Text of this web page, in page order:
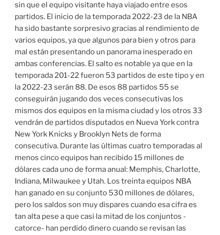
sin que el equipo visitante haya viajado entre esos
partidos. El inicio de la temporada 2022-23 de la NBA
ha sido bastante sorpresivo gracias al rendimiento de
varios equipos, ya que algunos para bien y otros para
mal están presentando un panorama inesperado en
ambas conferencias. El salto es notable ya que en la
temporada 201-22 fueron 53 partidos de este tipo y en
la 2022-23 serán 88. De esos 88 partidos 55 se
conseguirán jugando dos veces consecutivas los
mismos dos equipos en la misma ciudad y los otros 33
vendrán de partidos disputados en Nueva York contra
New York Knicks y Brooklyn Nets de forma
consecutiva. Durante las últimas cuatro temporadas al
menos cinco equipos han recibido 15 millones de
dólares cada uno de forma anual: Memphis, Charlotte,
Indiana, Milwaukee y Utah. Los treinta equipos NBA
han ganado en su conjunto 530 millones de dólares,
pero los saldos son muy dispares cuando esa cifra es
tan alta pese a que casi la mitad de los conjuntos -
catorce- han perdido dinero cuando se revisan las